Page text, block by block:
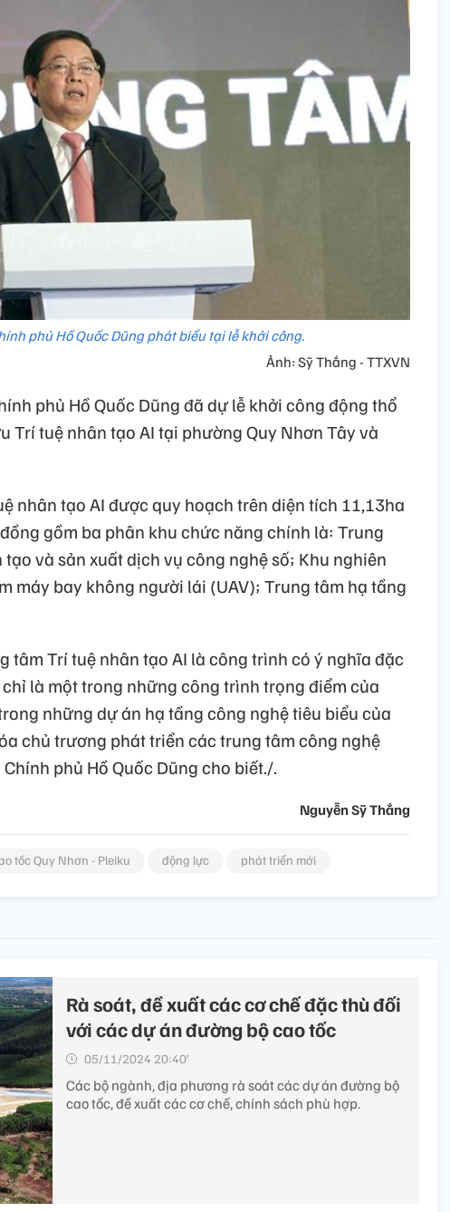
phủ Hồ Quốc Dũng phát biểu tại lễ khởi công.
Ảnh: Sỹ Thắng - TTXVN
phủ Hồ Quốc Dũng đã dự lễ khởi công động thổ
Trí tuệ nhân tạo AI tại phường Quy Nhơn Tây và
nhân tạo AI được quy hoạch trên diện tích 11,13ha
gồm ba phân khu chức năng chính là: Trung
và sản xuất dịch vụ công nghệ số; Khu nghiên
máy bay không người lái (UAV); Trung tâm hạ tầng
tâm Trí tuệ nhân tạo AI là công trình có ý nghĩa đặc
là một trong những công trình trọng điểm của
những dự án hạ tầng công nghệ tiêu biểu của
chủ trương phát triển các trung tâm công nghệ
phủ Hồ Quốc Dũng cho biết./.
Nguyễn Sỹ Thắng
tốc Quy Nhơn - Pleiku động lực phát triển mới
Rà soát, đề xuất các cơ chế đặc thù đối
với các dự án đường bộ cao tốc
05/11/2024 20:40’
Các bộ ngành, địa phương rà soát các dự án đường bộ
cao tốc, đề xuất các cơ chế, chính sách phù hợp.